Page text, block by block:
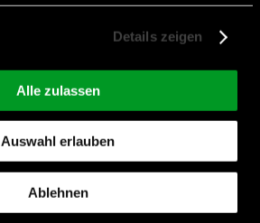
Details zeigen
Alle zulassen
Auswahl erlauben
Ablehnen